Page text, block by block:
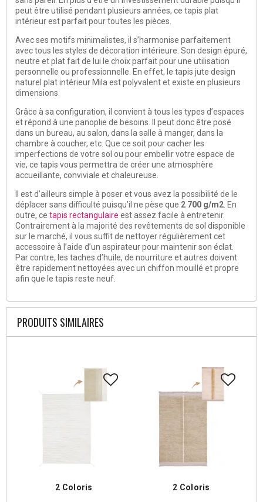
peut être utilisé pendant plusieurs années, ce tapis plat
intérieur est parfait pour toutes les pièces.
Avec ses motifs minimalistes, il s’harmonise parfaitement
avec tous les styles de décoration intérieure. Son design épuré,
neutre et plat fait de lui le choix parfait pour une utilisation
personnelle ou professionnelle. En effet, le tapis jute design
naturel plat intérieur Mila est polyvalent et existe en plusieurs
dimensions.
Grâce à sa configuration, il convient à tous les types d’espaces
et répond à une panoplie de besoins. Il peut donc être posé
dans un bureau, au salon, dans la salle à manger, dans la
chambre à coucher, etc. Que ce soit pour cacher les
imperfections de votre sol ou pour embellir votre espace de
vie, ce tapis vous permettra de créer une atmosphère
accueillante, conviviale et chaleureuse.
Il est d’ailleurs simple à poser et vous avez la possibilité de le
déplacer sans difficulté puisqu’il ne pèse que 2 700 g/m2 . En
outre, ce tapis rectangulaire est assez facile à entretenir.
Contrairement à la majorité des revêtements de sol disponible
sur le marché, il vous suffit de nettoyer régulièrement cet
accessoire à l’aide d’un aspirateur pour maintenir son éclat.
Par contre, les taches d’huile, de nourriture et autres doivent
être rapidement nettoyées avec un chiffon mouillé et propre
afin que le tapis reste neuf.
PRODUITS SIMILAIRES
2 Coloris 2 Coloris